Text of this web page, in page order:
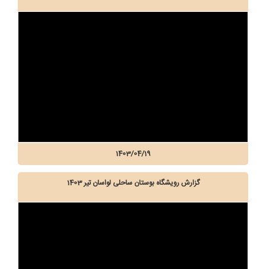
1403/04/19
گزارش رویشگاه بوستان ساحلی لواسان تیر 1403